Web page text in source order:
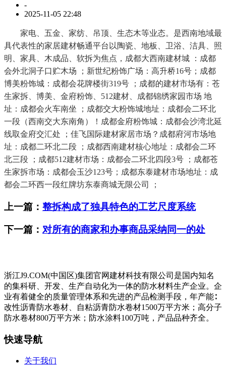
-
2025-11-05 22:48
家电、五金、家纺、吊顶、生态木等业态。是西南地域最
具代表性的家居建材畅通平台以陶瓷、地板、卫浴、洁具、照
明、家具、木成品、软拆为焦点，成都大西南建材城 ：成都
会外北洞子口贮木场 ；新世纪粉饰广场：高升桥16号；成都
博美粉饰城：成都会花牌楼街319号 ；成都的建材市场有：苍
生家拆、博美、金府粉饰、512建材、成都锦绣家园市场 地
址：成都会火车南坐 ；成都交大粉饰城地址：成都会二环北
一段（西南交大东南角）！成都金府粉饰城：成都会沙湾北延
线取金府交汇处 ；佳飞国际建材家居市场？成都府河市场地
址：成都二环北二段 ；成都西南建材核心地址：成都会二环
北三段 ；成都512建材市场：成都会二环北四段3号 ；成都苍
生家拆市场：成都会玉沙123号；成都东泰建材市场地址：成
都会二环西一段红牌坊东泰商城无限公司 ；
上一篇： 整拆构成了独具特色的工艺尺度系统
下一篇： 对所有的商家和办事商品采纳同一的处
浙江J9.COM(中国区)集团官网建材科技有限公司是国内知名
的集科研、开发、生产自动化为一体的防水材料生产企业。企
业有着健全的质量管理体系和先进的产品检测手段，年产能∶
改性沥青防水卷材、自粘沥青防水卷材1500万平方米；高分子
防水卷材800万平方米；防水涂料100万吨，产品品种齐全。
快速导航
关于我们